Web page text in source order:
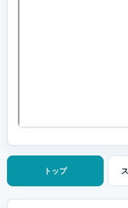
トップ